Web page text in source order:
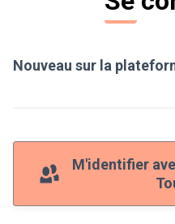
Nouveau sur la
M'identifier